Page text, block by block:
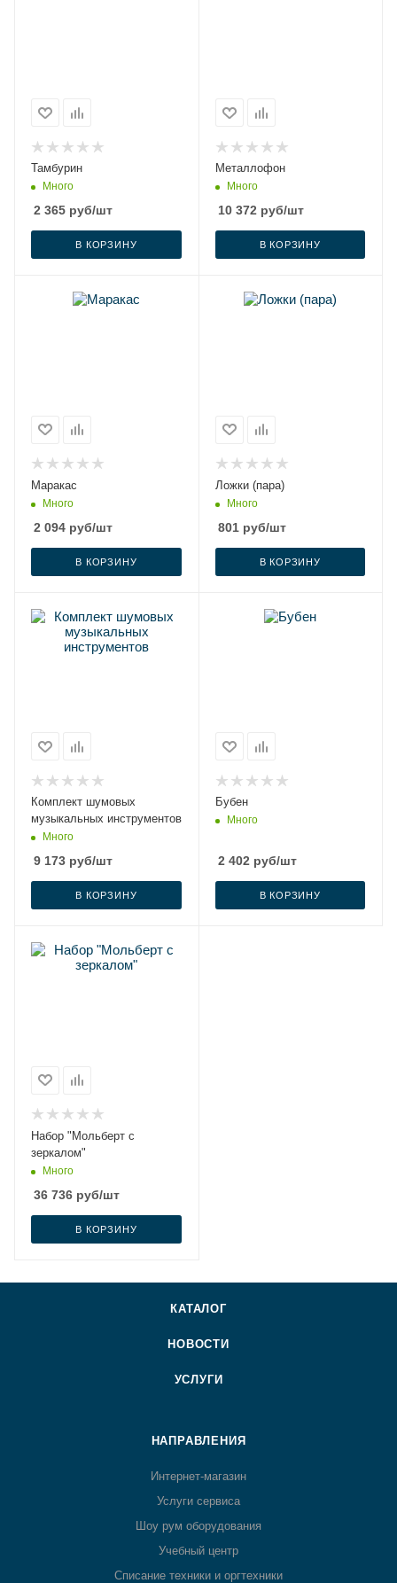
Тамбурин
Много
2 365 руб/шт
В КОРЗИНУ
Металлофон
Много
10 372 руб/шт
В КОРЗИНУ
Маракас
Много
2 094 руб/шт
В КОРЗИНУ
Ложки (пара)
Много
801руб/шт
В КОРЗИНУ
Комплект шумовых
музыкальных инструментов
Много
9 173 руб/шт
В КОРЗИНУ
Бубен
Много
2 402 руб/шт
В КОРЗИНУ
Набор "Мольберт с
зеркалом"
Много
36 736 руб/шт
В КОРЗИНУ
КАТАЛОГ
НОВОСТИ
УСЛУГИ
НАПРАВЛЕНИЯ
Интернет-магазин
Услуги сервиса
Шоу рум оборудования
Учебный центр
Списание техники и оргтехники